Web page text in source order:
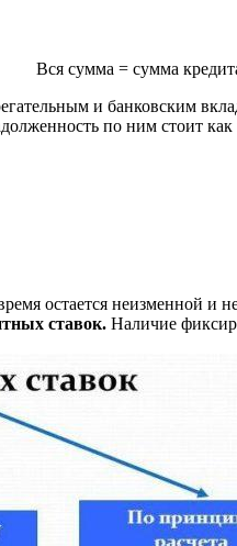
Вся сумма = сумма
и банковским
по ним стоит
остается неизменной и
ставок. Наличие